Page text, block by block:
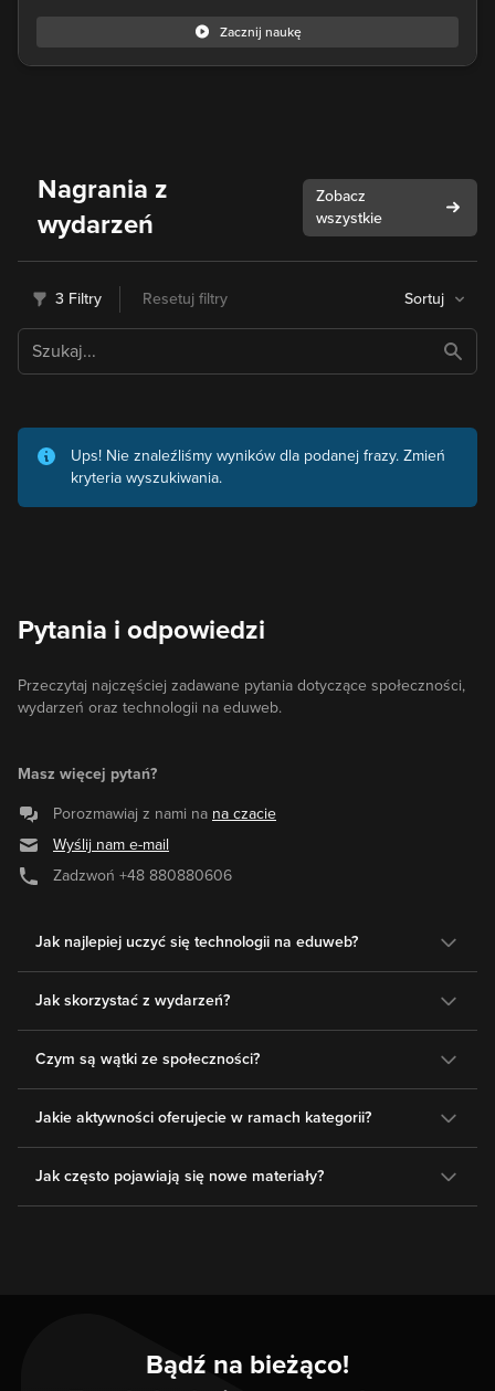
Zacznij naukę
Nagrania z
wydarzeń
Zobacz
wszystkie
3 Filtry Sortuj
Resetuj filtry
Ups! Nie znaleźliśmy wyników dla podanej frazy. Zmień
kryteria wyszukiwania.
Pytania i odpowiedzi
Przeczytaj najczęściej zadawane pytania dotyczące społeczności,
wydarzeń oraz technologii na eduweb.
Masz więcej pytań?
Porozmawiaj z nami na na czacie
Wyślij nam e-mail
Zadzwoń +48 880880606
Jak najlepiej uczyć się technologii na eduweb?
Jak skorzystać z wydarzeń?
Czym są wątki ze społeczności?
Jakie aktywności oferujecie w ramach kategorii?
Jak często pojawiają się nowe materiały?
Bądź na bieżąco!